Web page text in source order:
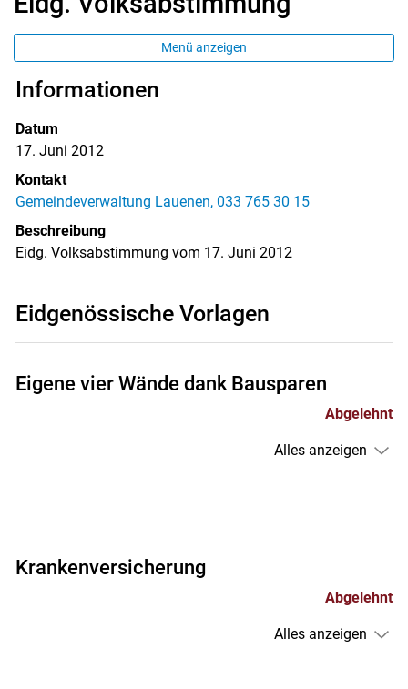
Menü anzeigen
Informationen
Datum
17. Juni 2012
Kontakt
Gemeindeverwaltung Lauenen, 033 765 30 15
Beschreibung
Eidg. Volksabstimmung vom 17. Juni 2012
Eidgenössische Vorlagen
Eigene vier Wände dank Bausparen
Abgelehnt
Alles anzeigen
Krankenversicherung
Abgelehnt
Alles anzeigen